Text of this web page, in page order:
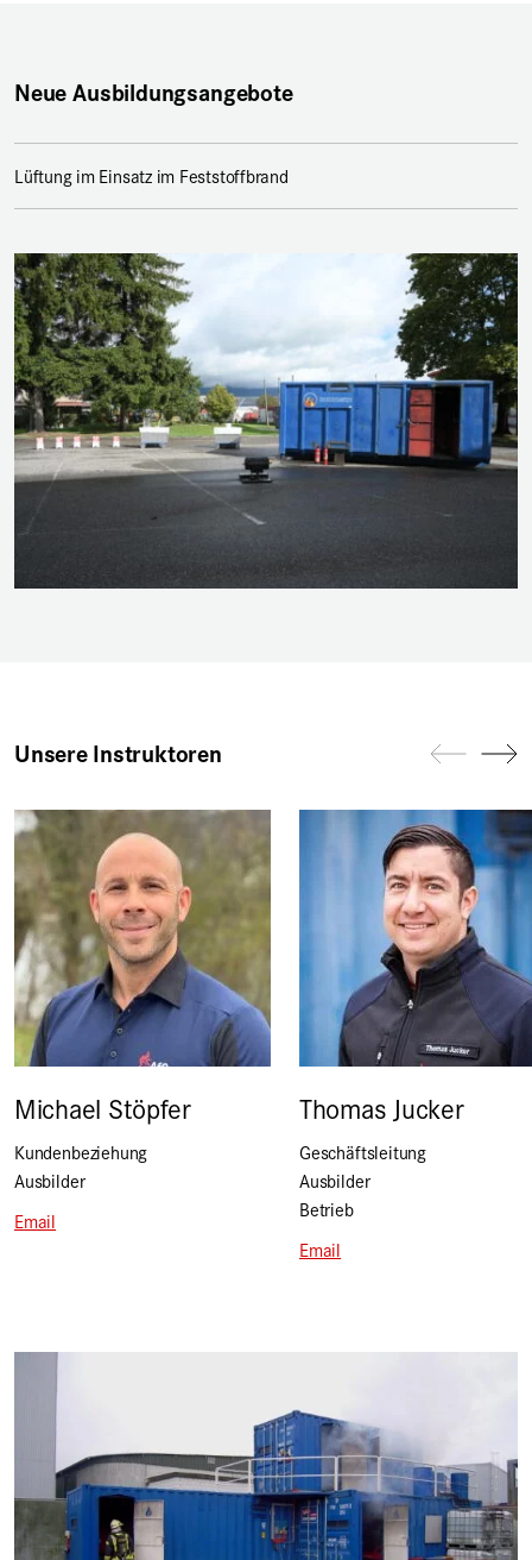
Neue Ausbildungsangebote
Lüftung im Einsatz im Feststoffbrand
Unsere Instruktoren
Michael Stöpfer
Kundenbeziehung
Ausbilder
Email
Thomas Jucker
Geschäftsleitung
Ausbilder
Betrieb
Email